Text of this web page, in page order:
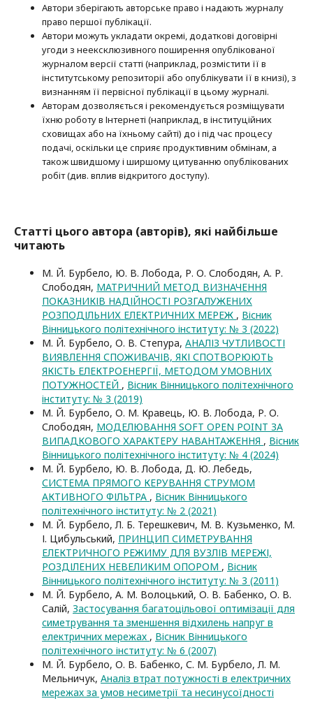
Автори зберігають авторське право і надають журналу
право першої публі­кації.
Автори можуть укладати окремі, додат­кові договірні
угоди з неексклюзив­ного поширення опублікованої
журналом версії статті (наприклад, розмістити її в
інститутському репозиторії або опубліку­вати її в книзі), з
визнанням її первісної публікації в цьому журналі.
Авторам дозволяється і рекомендується розміщувати
їхню роботу в Інтернеті (наприклад, в інституційних
сховищах або на їхньому сайті) до і під час процесу
подачі, оскільки це сприяє продуктивним обмінам, а
також швидшому і ширшому цитуванню опубліко­ва­них
робіт (див. вплив відкритого доступу).
Статті цього автора (авторів), які найбільше
читають
М. Й. Бурбело, Ю. В. Лобода, Р. О. Слободян, А. Р.
Слободян, МАТРИЧНИЙ МЕТОД ВИЗНАЧЕННЯ
ПОКАЗНИКІВ НАДІЙНОСТІ РОЗГАЛУЖЕНИХ
РОЗПОДІЛЬНИХ ЕЛЕКТРИЧНИХ МЕРЕЖ , Вісник
Вінницького політехнічного інституту: № 3 (2022)
М. Й. Бурбело, О. В. Степура, АНАЛІЗ ЧУТЛИВОСТІ
ВИЯВЛЕННЯ СПОЖИВАЧІВ, ЯКІ СПОТВОРЮЮТЬ
ЯКІСТЬ ЕЛЕКТРОЕНЕРГІЇ, МЕТОДОМ УМОВНИХ
ПОТУЖНОСТЕЙ , Вісник Вінницького політехнічного
інституту: № 3 (2019)
М. Й. Бурбело, О. М. Кравець, Ю. В. Лобода, Р. О.
Слободян, МОДЕЛЮВАННЯ SOFT OPEN POINT ЗА
ВИПАДКОВОГО ХАРАКТЕРУ НАВАНТАЖЕННЯ , Вісник
Вінницького політехнічного інституту: № 4 (2024)
М. Й. Бурбело, Ю. В. Лобода, Д. Ю. Лебедь,
СИСТЕМА ПРЯМОГО КЕРУВАННЯ СТРУМОМ
АКТИВНОГО ФІЛЬТРА , Вісник Вінницького
політехнічного інституту: № 2 (2021)
М. Й. Бурбело, Л. Б. Терешкевич, М. В. Кузьменко, М.
І. Цибульський, ПРИНЦИП СИМЕТРУВАННЯ
ЕЛЕКТРИЧНОГО РЕЖИМУ ДЛЯ ВУЗЛІВ МЕРЕЖІ,
РОЗДІЛЕНИХ НЕВЕЛИКИМ ОПОРОМ , Вісник
Вінницького політехнічного інституту: № 3 (2011)
М. Й. Бурбело, А. М. Волоцький, О. В. Бабенко, О. В.
Салій, Застосування багатоцільової оптимізації для
симетрування та зменшення відхилень напруг в
електричних мережах , Вісник Вінницького
політехнічного інституту: № 6 (2007)
М. Й. Бурбело, О. В. Бабенко, С. М. Бурбело, Л. М.
Мельничук, Аналіз втрат потужності в електричних
мережах за умов несиметрії та несинусоїдності